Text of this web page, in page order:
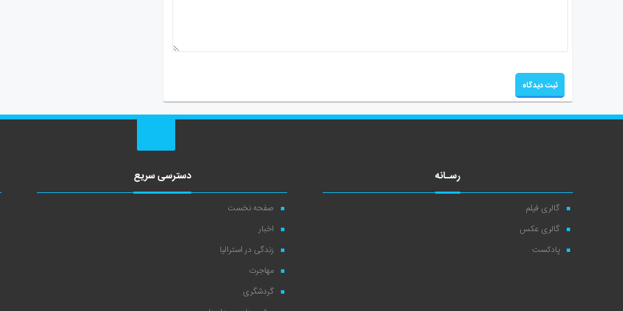
رسـانه
گالری فیلم
گالری عکس
پادکست
دسترسی سریع
صفحه نخست
اخبار
زندگی در استرالیا
مهاجرت
گردشگری